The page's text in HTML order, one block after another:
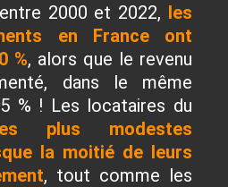
entre 2000 et 2022, les
en France ont
%, alors que le revenu
dans le même
% ! Les locataires du
plus modestes
la moitié de leurs
, tout comme les